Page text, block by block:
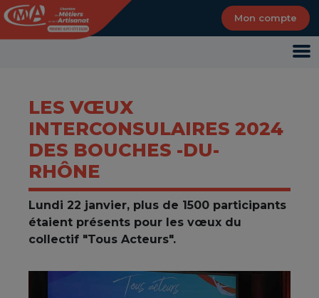
Mon compte
LES VŒUX
INTERCONSULAIRES 2024
DES BOUCHES -DU-
RHÔNE
Lundi 22 janvier, plus de 1500 participants
étaient présents pour les vœux du
collectif "Tous Acteurs".
Panneau de gestion des cookies